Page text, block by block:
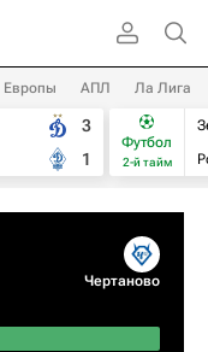
Европы АПЛ Ла Лига
3
1
Футбол
2-й тайм
Чертаново